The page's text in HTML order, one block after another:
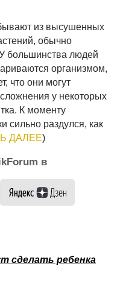
из высушенных
обычно
большинства людей
организмом,
что они могут
у некоторых
К моменту
сильно раздулся, как
ДАЛЕЕ)
в
сделать ребенка